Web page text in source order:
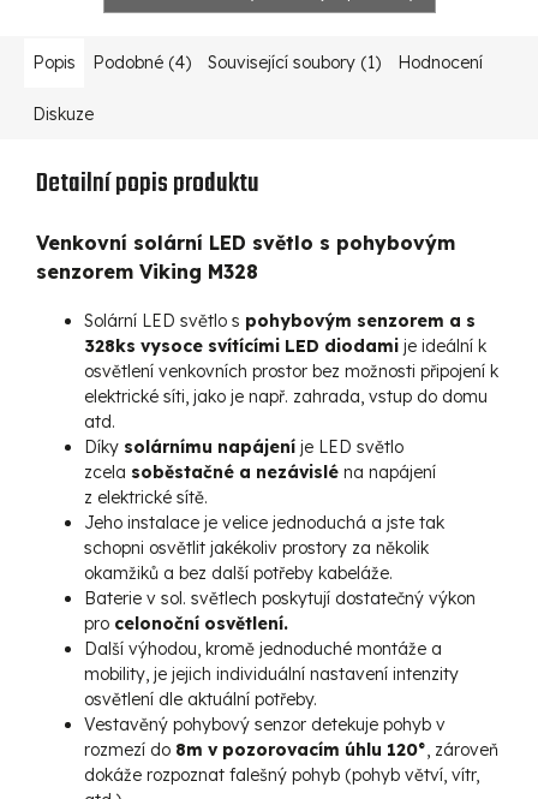
Popis Podobné (4) Související soubory (1) Hodnocení
Diskuze
Detailní popis produktu
Venkovní solární LED světlo s pohybovým
senzorem Viking M328
Solární LED světlo s pohybovým senzorem a s
328ks vysoce svítícími LED diodami je ideální k
osvětlení venkovních prostor bez možnosti připojení k
elektrické síti, jako je např. zahrada, vstup do domu
atd.
Díky solárnímu napájení je LED světlo
zcela soběstačné a nezávislé na napájení
z elektrické sítě.
Jeho instalace je velice jednoduchá a jste tak
schopni osvětlit jakékoliv prostory za několik
okamžiků a bez další potřeby kabeláže.
Baterie v sol. světlech poskytují dostatečný výkon
pro celonoční osvětlení.
Další výhodou, kromě jednoduché montáže a
mobility, je jejich individuální nastavení intenzity
osvětlení dle aktuální potřeby.
Vestavěný pohybový senzor detekuje pohyb v
rozmezí do 8m v pozorovacím úhlu 120°, zároveň
dokáže rozpoznat falešný pohyb (pohyb větví, vítr,